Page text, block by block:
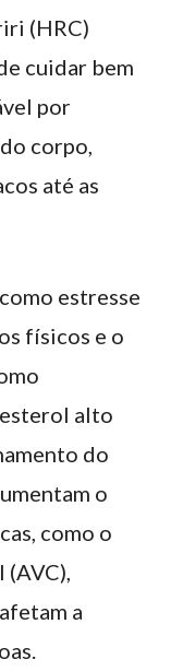
(HRC)
cuidar bem
por
corpo,
até as
estresse
físicos e o
alto
do
o
como o
a